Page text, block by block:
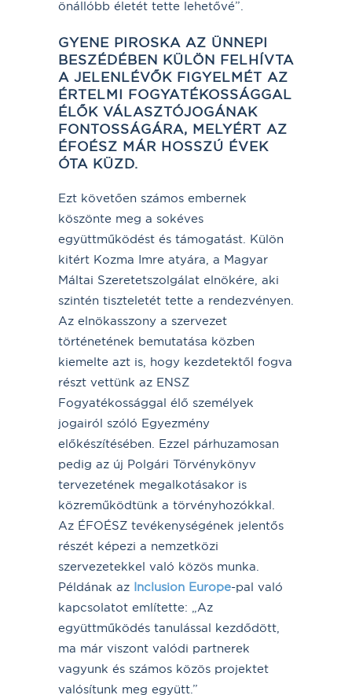
önállóbb életét tette lehetővé”.
GYENE PIROSKA AZ ÜNNEPI
BESZÉDÉBEN KÜLÖN FELHÍVTA
A JELENLÉVŐK FIGYELMÉT AZ
ÉRTELMI FOGYATÉKOSSÁGGAL
ÉLŐK VÁLASZTÓJOGÁNAK
FONTOSSÁGÁRA, MELYÉRT AZ
ÉFOÉSZ MÁR HOSSZÚ ÉVEK
ÓTA KÜZD.
Ezt követően számos embernek
köszönte meg a sokéves
együttműködést és támogatást. Külön
kitért Kozma Imre atyára, a Magyar
Máltai Szeretetszolgálat elnökére, aki
szintén tiszteletét tette a rendezvényen.
Az elnökasszony a szervezet
történetének bemutatása közben
kiemelte azt is, hogy kezdetektől fogva
részt vettünk az ENSZ
Fogyatékossággal élő személyek
jogairól szóló Egyezmény
előkészítésében. Ezzel párhuzamosan
pedig az új Polgári Törvénykönyv
tervezetének megalkotásakor is
közreműködtünk a törvényhozókkal.
Az ÉFOÉSZ tevékenységének jelentős
részét képezi a nemzetközi
szervezetekkel való közös munka.
Példának az Inclusion Europe-pal való
kapcsolatot említette: „Az
együttműködés tanulással kezdődött,
ma már viszont valódi partnerek
vagyunk és számos közös projektet
valósítunk meg együtt.”